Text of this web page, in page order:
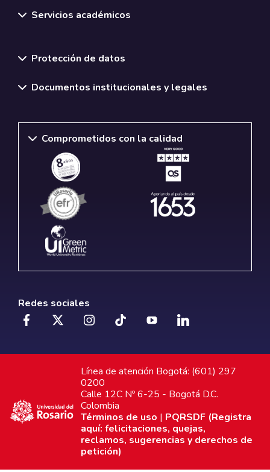
Servicios académicos
Protección de datos
Documentos institucionales y legales
Comprometidos con la calidad
Redes sociales
Línea de atención Bogotá: (601) 297
0200
Calle 12C Nº 6-25 - Bogotá D.C.
Colombia
Términos de uso | PQRSDF (Registra
aquí: felicitaciones, quejas,
reclamos, sugerencias y derechos de
petición)